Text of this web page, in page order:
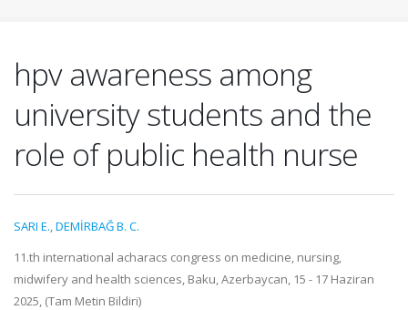
hpv awareness among
university students and the
role of public health nurse
SARI E.,DEMİRBAĞ B. C.
11.th international acharacs congress on medicine, nursing,
midwifery and health sciences, Baku, Azerbaycan, 15 - 17 Haziran
2025, (Tam Metin Bildiri)